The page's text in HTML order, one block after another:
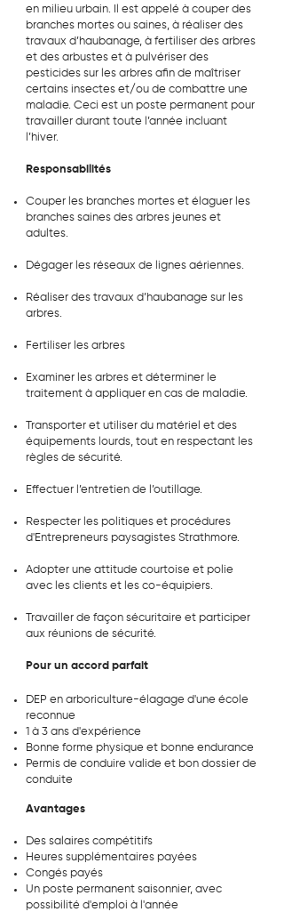
en milieu urbain. Il est appelé à couper des
branches mortes ou saines, à réaliser des
travaux d’haubanage, à fertiliser des arbres
et des arbustes et à pulvériser des
pesticides sur les arbres afin de maîtriser
certains insectes et/ou de combattre une
maladie. Ceci est un poste permanent pour
travailler durant toute l’année incluant
l’hiver.
Responsabilités
Couper les branches mortes et élaguer les
branches saines des arbres jeunes et
adultes.
Dégager les réseaux de lignes aériennes.
Réaliser des travaux d’haubanage sur les
arbres.
Fertiliser les arbres
Examiner les arbres et déterminer le
traitement à appliquer en cas de maladie.
Transporter et utiliser du matériel et des
équipements lourds, tout en respectant les
règles de sécurité.
Effectuer l’entretien de l’outillage.
Respecter les politiques et procédures
d'Entrepreneurs paysagistes Strathmore.
Adopter une attitude courtoise et polie
avec les clients et les co-équipiers.
Travailler de façon sécuritaire et participer
aux réunions de sécurité.
Pour un accord parfait
DEP en arboriculture-élagage d'une école
reconnue
1 à 3 ans d'expérience
Bonne forme physique et bonne endurance
Permis de conduire valide et bon dossier de
conduite
Avantages
Des salaires compétitifs
Heures supplémentaires payées
Congés payés
Un poste permanent saisonnier, avec
possibilité d'emploi à l'année